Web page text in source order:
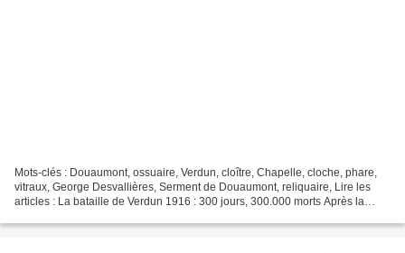
Mots-clés : Douaumont, ossuaire, Verdun, cloître, Chapelle, cloche, phare,
vitraux, George Desvallières, Serment de Douaumont, reliquaire, Lire les
articles : La bataille de Verdun 1916 : 300 jours, 300.000 morts Après la